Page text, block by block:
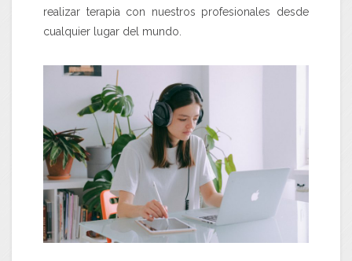
realizar terapia con nuestros profesionales desde
cualquier lugar del mundo.